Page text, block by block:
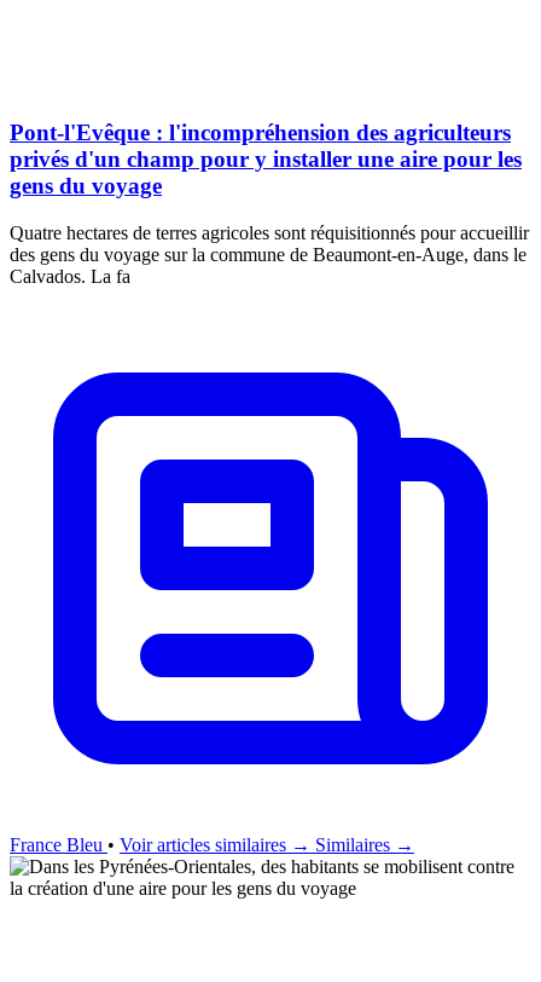
Pont-l'Evêque : l'incompréhension des agriculteurs
privés d'un champ pour y installer une aire pour les
gens du voyage
Quatre hectares de terres agricoles sont réquisitionnés pour accueillir
des gens du voyage sur la commune de Beaumont-en-Auge, dans le
Calvados. La fa
France Bleu • Voir articles similaires → Similaires →